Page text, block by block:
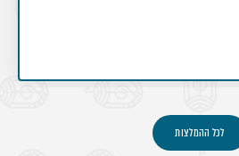
לכל ההמלצות